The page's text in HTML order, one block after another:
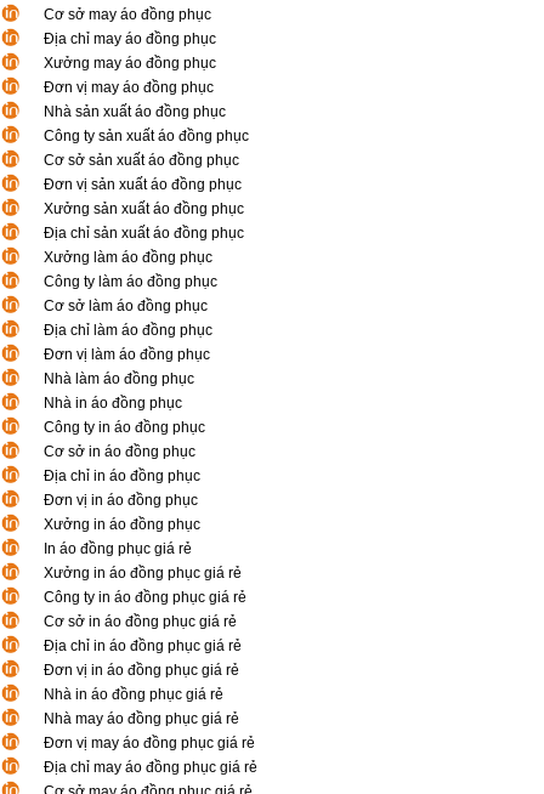
Cơ sở may áo đồng phục
Địa chỉ may áo đồng phục
Xưởng may áo đồng phục
Đơn vị may áo đồng phục
Nhà sản xuất áo đồng phục
Công ty sản xuất áo đồng phục
Cơ sở sản xuất áo đồng phục
Đơn vị sản xuất áo đồng phục
Xưởng sản xuất áo đồng phục
Địa chỉ sản xuất áo đồng phục
Xưởng làm áo đồng phục
Công ty làm áo đồng phục
Cơ sở làm áo đồng phục
Địa chỉ làm áo đồng phục
Đơn vị làm áo đồng phục
Nhà làm áo đồng phục
Nhà in áo đồng phục
Công ty in áo đồng phục
Cơ sở in áo đồng phục
Địa chỉ in áo đồng phục
Đơn vị in áo đồng phục
Xưởng in áo đồng phục
In áo đồng phục giá rẻ
Xưởng in áo đồng phục giá rẻ
Công ty in áo đồng phục giá rẻ
Cơ sở in áo đồng phục giá rẻ
Địa chỉ in áo đồng phục giá rẻ
Đơn vị in áo đồng phục giá rẻ
Nhà in áo đồng phục giá rẻ
Nhà may áo đồng phục giá rẻ
Đơn vị may áo đồng phục giá rẻ
Địa chỉ may áo đồng phục giá rẻ